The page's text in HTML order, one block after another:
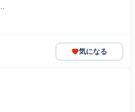
気になる